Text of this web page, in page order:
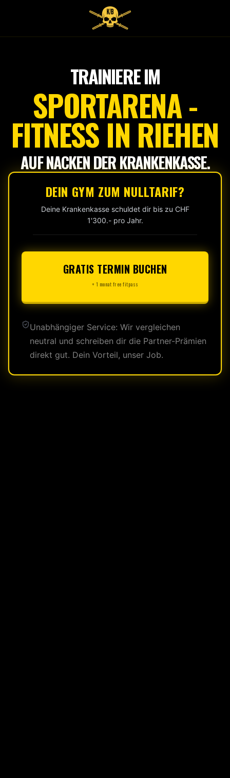
Tap
to
TRAINIERE IM
SPORTARENA -
FITNESS IN RIEHEN
AUF NACKEN DER KRANKENKASSE.
DEIN GYM ZUM NULLTARIF?
Deine Krankenkasse schuldet dir bis zu CHF
1'300.- pro Jahr.
GRATIS TERMIN BUCHEN
+ 1 monat free fitpass
Unabhängiger Service: Wir vergleichen
neutral und schreiben dir die Partner-Prämien
direkt gut. Dein Vorteil, unser Job.